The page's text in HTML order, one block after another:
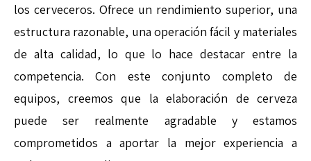
los cerveceros. Ofrece un rendimiento superior, una
estructura razonable, una operación fácil y materiales
de alta calidad, lo que lo hace destacar entre la
competencia. Con este conjunto completo de
equipos, creemos que la elaboración de cerveza
puede ser realmente agradable y estamos
comprometidos a aportar la mejor experiencia a